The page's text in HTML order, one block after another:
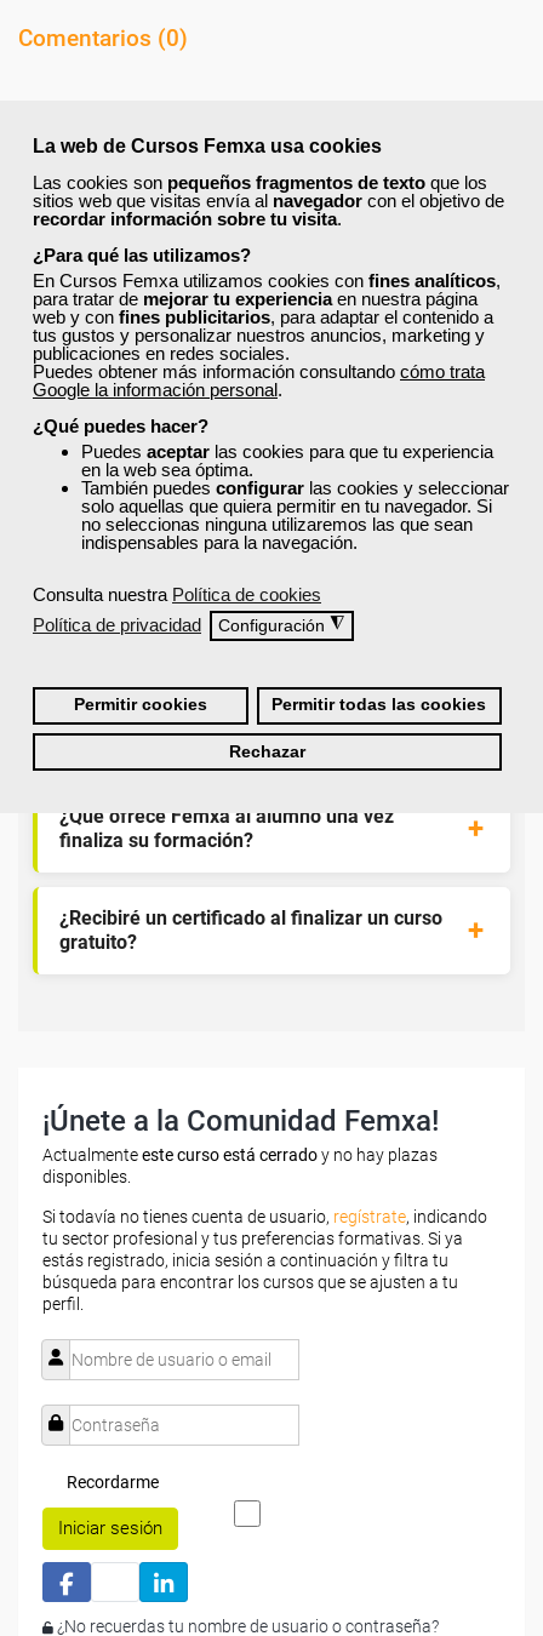
La web de Cursos Femxa usa cookies
Las cookies son pequeños fragmentos de texto que los
sitios web que visitas envía al navegador con el objetivo de
recordar información sobre tu visita.
¿Para qué las utilizamos?
En Cursos Femxa utilizamos cookies con fines analíticos,
para tratar de mejorar tu experienciaen nuestra página
web y con fines publicitarios, para adaptar el contenido a
tus gustos y personalizar nuestros anuncios, marketing y
publicaciones en redes sociales.
Puedes obtener más información consultando cómo trata
Google la información personal.
¿Qué puedes hacer?
Puedes aceptar las cookies para que tu experiencia
en la web sea óptima.
También puedes configurar las cookies y seleccionar
solo aquellas que quiera permitir en tu navegador. Si
no seleccionas ninguna utilizaremos las que sean
indispensables para la navegación.
Consulta nuestra Política de cookies
Política de privacidad
Configuración ◮
Permitir cookies Permitir todas las cookies
Rechazar
Comentarios (0)
Preguntas frecuentes sobre la
formación de Femxa
Resolvemos las dudas más habituales sobre nuestra
formación, metodología, equipo docente y ventajas
para el alumnado.
competencia?
¿Por qué solicitar plaza en Femxa cuando se
puede hacer directamente desde el SEPE?
¿Son los docentes un aspecto diferencial de
los cursos de Femxa?
¿Los cursos de Femxa son prácticos y tienen
temario actualizado?
¿Qué ofrece Femxa al alumno una vez
finaliza su formación?
¿Recibiré un certificado al finalizar un curso
gratuito?
¡Únete a la Comunidad Femxa!
Actualmenteeste curso está cerradoy no hay plazas
disponibles.
Si todavía no tienes cuenta de usuario, regístrate, indicando
tu sector profesional y tus preferencias formativas. Si ya
estás registrado, inicia sesión a continuación y filtra tu
búsqueda para encontrar los cursos que se ajusten a tu
perfil.
Recordarme
Iniciar sesión
¿No recuerdas tu nombre de usuario o contraseña?